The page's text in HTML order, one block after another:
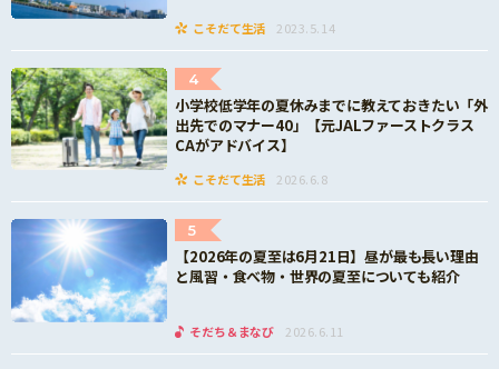
こそだて生活 2023.5.14
4
小学校低学年の夏休みまでに教えておきたい「外
出先でのマナー40」【元JALファーストクラス
CAがアドバイス】
こそだて生活 2026.6.8
5
【2026年の夏至は6月21日】昼が最も長い理由
と風習・食べ物・世界の夏至についても紹介
そだち＆まなび 2026.6.11